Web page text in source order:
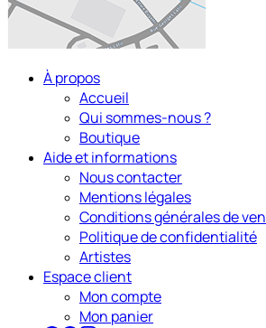
À propos
Accueil
Qui sommes-nous ?
Boutique
Aide et informations
Nous contacter
Mentions légales
Conditions générales de
Politique de confidentialité
Artistes
Espace client
Mon compte
Mon panier